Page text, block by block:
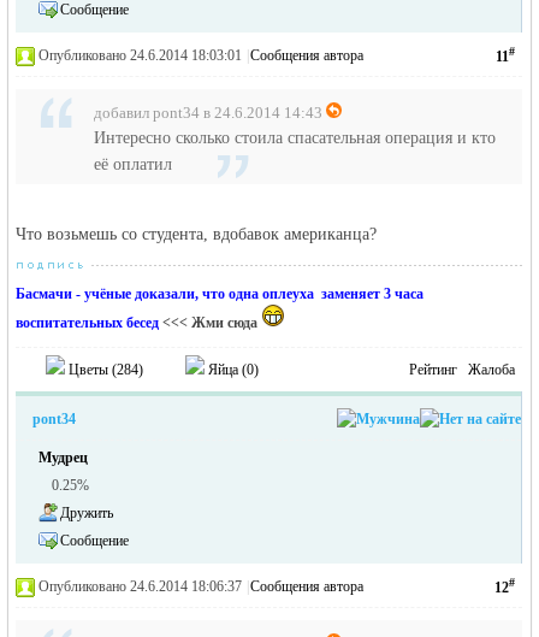
Сообщение
11#
Опубликовано 24.6.2014 18:03:01 Сообщения автора
добавил pont34 в 24.6.2014 14:43
Интересно сколько стоила спасательная операция и кто
её оплатил
Что возьмешь со студента, вдобавок американца?
Басмачи - учёные доказали, что одна оплеуха заменяет 3 часа
воспитательных бесед <<< Жми сюда
Цветы (284) Яйца (0) Рейтинг Жалоба
pont34
Мудрец
0.25%
Дружить
Сообщение
12#
Опубликовано 24.6.2014 18:06:37 Сообщения автора